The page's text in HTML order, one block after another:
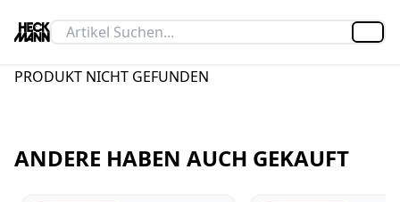
PRODUKT NICHT GEFUNDEN
ANDERE HABEN AUCH GEKAUFT